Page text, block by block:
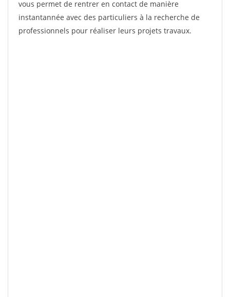
vous permet de rentrer en contact de manière
instantannée avec des particuliers à la recherche de
professionnels pour réaliser leurs projets travaux.